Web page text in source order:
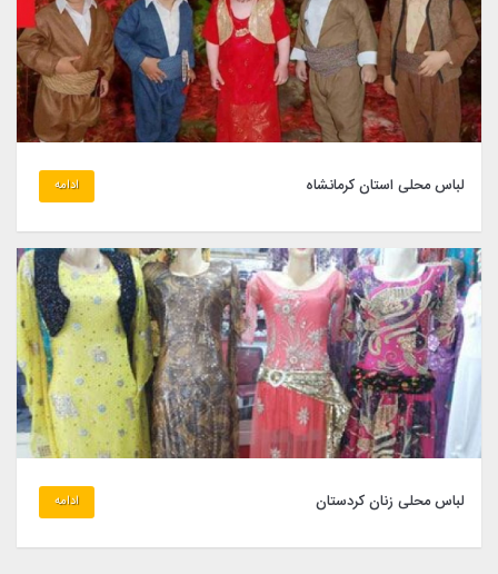
لباس محلی استان کرمانشاه ادامه
لباس محلی زنان کردستان ادامه